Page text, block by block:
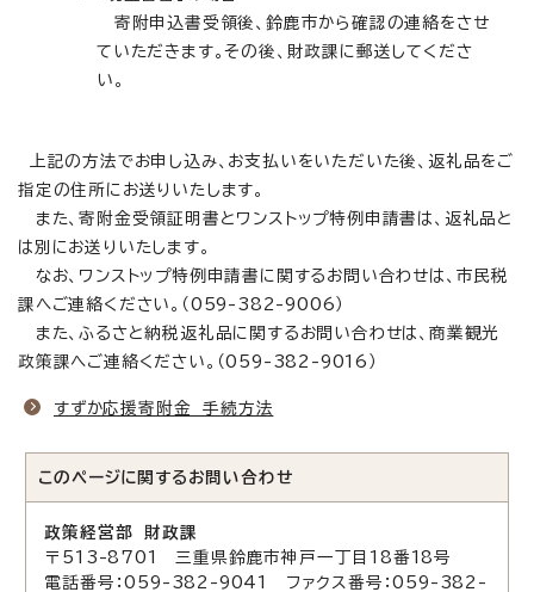
寄附申込書受領後、鈴鹿市から確認の連絡をさせ
ていただきます。その後、財政課に郵送してくださ
い。
上記の方法でお申し込み、お支払いをいただいた後、返礼品をご
指定の住所にお送りいたします。
また、寄附金受領証明書とワンストップ特例申請書は、返礼品と
は別にお送りいたします。
なお、ワンストップ特例申請書に関するお問い合わせは、市民税
課へご連絡ください。（059-382-9006）
また、ふるさと納税返礼品に関するお問い合わせは、商業観光
政策課へご連絡ください。（059-382-9016）
すずか応援寄附金 手続方法
このページに関する お問い合わせ
政策経営部 財政課
〒513-8701 三重県鈴鹿市神戸一丁目18番18号
電話番号：059-382-9041 ファクス番号：059-382-